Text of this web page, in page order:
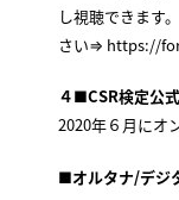
し視聴できます
さい⇒ https://
４■CSR検定公
2020年６月にオ
■オルタナ/デジ